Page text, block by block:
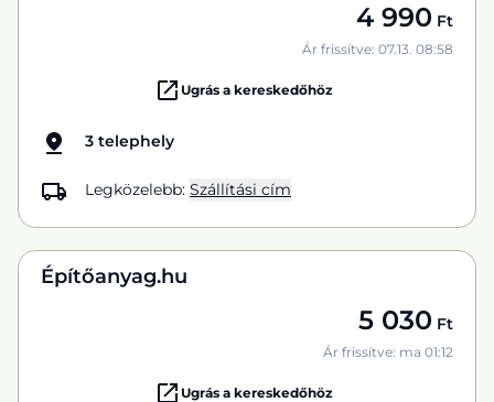
4 990 Ft
Ár frissítve: 07.13. 08:58
Ugrás a kereskedőhöz
3 telephely
Legközelebb: Szállítási cím
Építőanyag.hu
5 030 Ft
Ár frissítve: ma 01:12
Ugrás a kereskedőhöz